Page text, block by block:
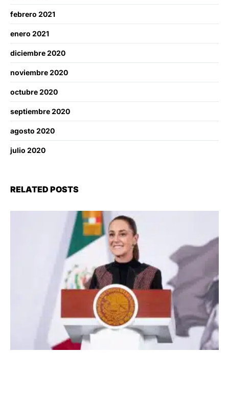
febrero 2021
enero 2021
diciembre 2020
noviembre 2020
octubre 2020
septiembre 2020
agosto 2020
julio 2020
RELATED POSTS